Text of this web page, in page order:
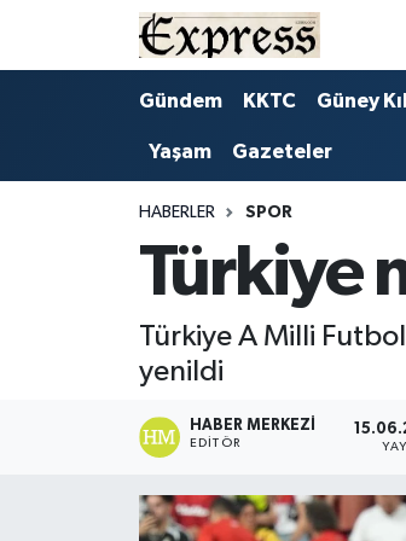
Gündem KKTC Güney
Yaşam Gazeteler
HABERLER SPOR
Türkiye
Türkiye A Milli
yenildi
HABER MERKEZI
EDITÖR
ALAYKÖY
ALSANCAK
EKONOMİ
ENGLISH
Hava Durumu
Trafik Durumu
Süper Lig Puan Durumu ve Fikstür
Tüm Manşetler
Son Dakika Haberleri